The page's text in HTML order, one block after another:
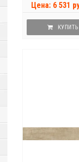
Цена: 6 531
КУПИТЬ